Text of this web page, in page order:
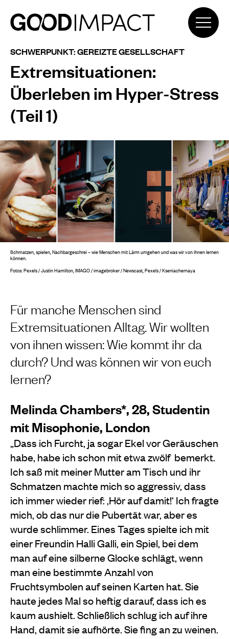
SCHWERPUNKT: GEREIZTE GESELLSCHAFT
Extremsituationen:
Überleben im Hyper-Stress
(Teil 1)
Für manche Menschen sind
Extremsituationen Alltag. Wir wollten
von ihnen wissen: Wie kommt ihr da
durch? Und was können wir von euch
lernen?
Melinda Chambers*, 28, Studentin
mit Misophonie, London
„Dass ich Furcht, ja sogar Ekel vor Geräuschen
habe, habe ich schon mit etwa zwölf bemerkt.
Ich saß mit meiner Mutter am Tisch und ihr
Schmatzen machte mich so aggressiv, dass
ich immer wieder rief: ,Hör auf damit!‘ Ich fragte
mich, ob das nur die Pubertät war, aber es
wurde schlimmer. Eines Tages spielte ich mit
einer Freundin Halli Galli, ein Spiel, bei dem
man auf eine silberne Glocke schlägt, wenn
man eine bestimmte Anzahl von
Fruchtsymbolen auf seinen Karten hat. Sie
haute jedes Mal so heftig darauf, dass ich es
kaum aushielt. Schließlich schlug ich auf ihre
Hand, damit sie aufhörte. Sie fing an zu weinen.
Schmatzen, spielen, Nachbargeschrei – wie Menschen mit Lärm umgehen und was wir von ihnen lernen
können.
Fotos: Pexels / Justin Hamilton, IMAGO / imagebroker / Newscast, Pexels / Kseniachernaya